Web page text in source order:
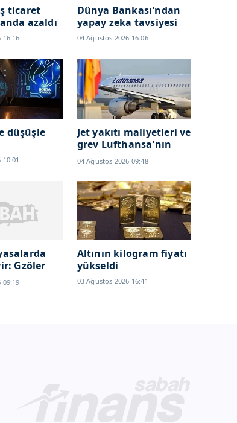
ticaret
azaldı
16:16
Dünya Bankası'ndan
yapay zeka tavsiyesi
04 Ağustos 2026 16:06
düşüşle
Jet yakıtı maliyetleri ve
grev Lufthansa'nın
karlılığını düşürdü
04 Ağustos 2026 09:48
Gzöler
09:19
Altının kilogram fiyatı
yükseldi
03 Ağustos 2026 16:41